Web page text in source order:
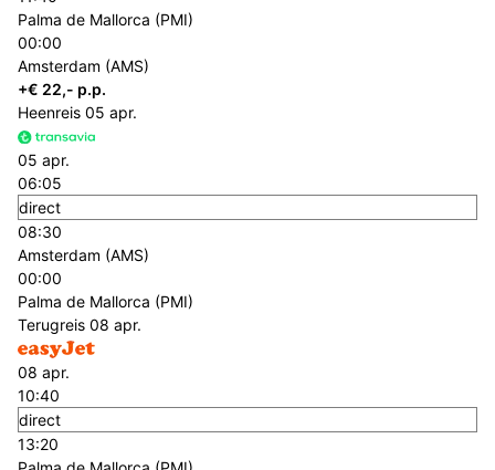
Palma de Mallorca (PMI)
00:00
Amsterdam (AMS)
+€ 22,- p.p.
Heenreis 05 apr.
05 apr.
06:05
direct
08:30
Amsterdam (AMS)
00:00
Palma de Mallorca (PMI)
Terugreis 08 apr.
08 apr.
10:40
direct
13:20